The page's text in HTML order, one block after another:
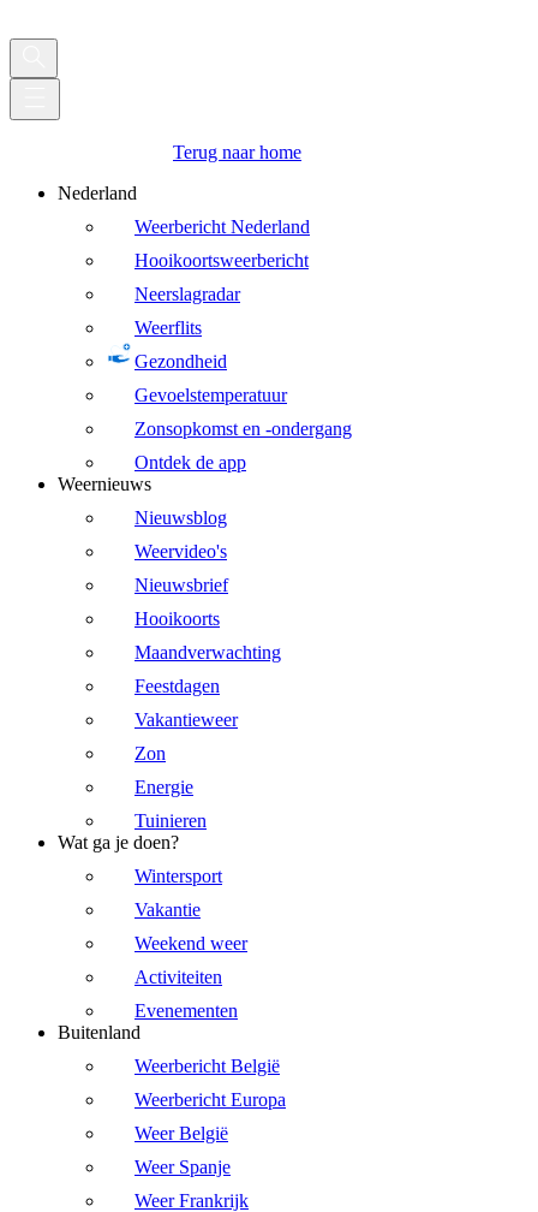
Terug naar home
Nederland
Weerbericht Nederland
Hooikoortsweerbericht
Neerslagradar
Weerflits
Gezondheid
Gevoelstemperatuur
Zonsopkomst en -ondergang
Ontdek de app
Weernieuws
Nieuwsblog
Weervideo's
Nieuwsbrief
Hooikoorts
Maandverwachting
Feestdagen
Vakantieweer
Zon
Energie
Tuinieren
Wat ga je doen?
Wintersport
Vakantie
Weekend weer
Activiteiten
Evenementen
Buitenland
Weerbericht België
Weerbericht Europa
Weer België
Weer Spanje
Weer Frankrijk